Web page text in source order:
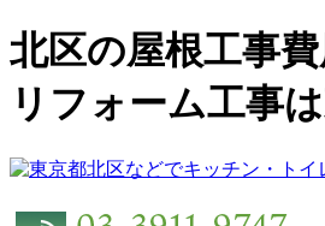
北区の屋根工事
リフォーム工事